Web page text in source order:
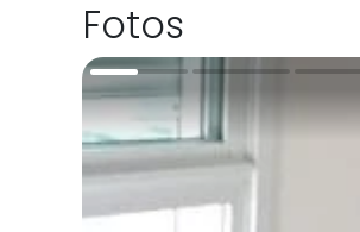
Fotos